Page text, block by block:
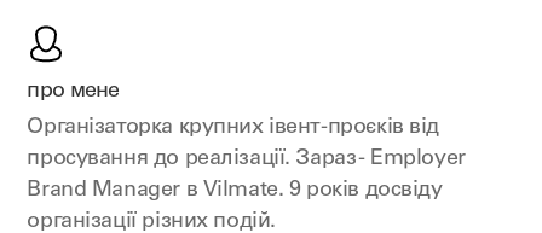
про мене
Організаторка крупних івент-проєків від
просування до реалізації. Зараз - Employer
Brand Manager в Vilmate. 9 років досвіду
організації різних подій.